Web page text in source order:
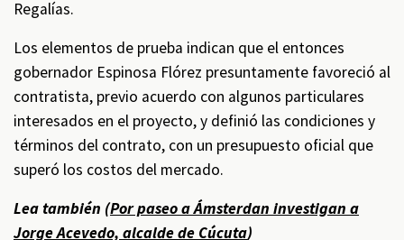
Regalías.
Los elementos de prueba indican que el entonces
gobernador Espinosa Flórez presuntamente favoreció al
contratista, previo acuerdo con algunos particulares
interesados en el proyecto, y definió las condiciones y
términos del contrato, con un presupuesto oficial que
superó los costos del mercado.
Lea también (Por paseo a Ámsterdan investigan a
Jorge Acevedo, alcalde de Cúcuta)